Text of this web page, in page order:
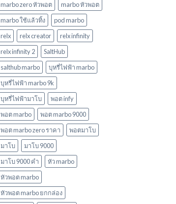
marbo zero หัวพอต
marbo หัวพอต
marbo ใช้แล้วทิ้ง
pod marbo
relx
relx creator
relx infinity
relx infinity 2
SaltHub
salthub marbo
บุหรี่ไฟฟ้า marbo
บุหรี่ไฟฟ้า marbo 9k
บุหรี่ไฟฟ้ามาโบ
พอต infy
พอต marbo
พอต marbo 9000
พอต marbo zero ราคา
พอตมาโบ
มาโบ
มาโบ 9000
มาโบ 9000 คํา
หัว marbo
หัวพอต marbo
หัวพอต marbo ยกกล่อง